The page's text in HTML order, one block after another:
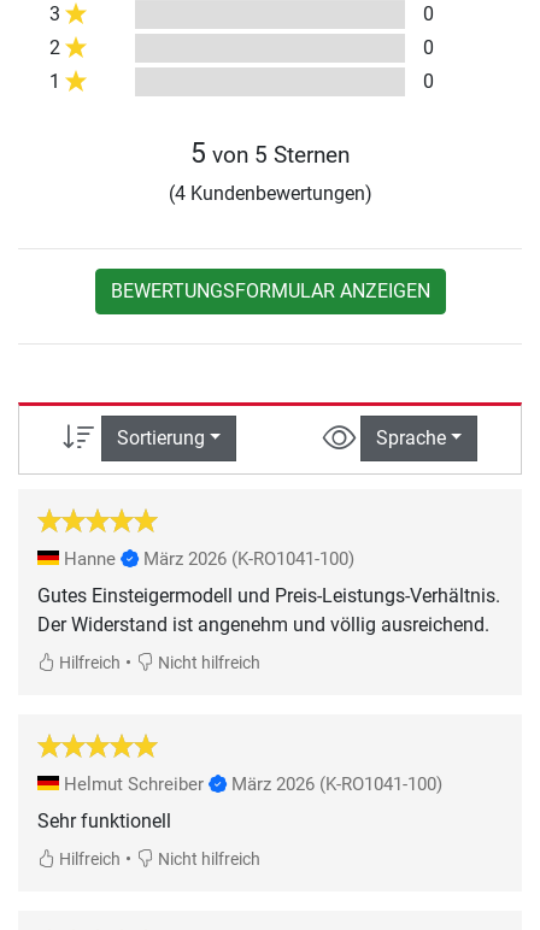
3
0
2
0
1
0
5 von 5 Sternen
(4 Kundenbewertungen)
BEWERTUNGSFORMULAR ANZEIGEN
Sortierung Sprache
Hanne März 2026 (K-RO1041-100)
Gutes Einsteigermodell und Preis-Leistungs-Verhältnis.
Der Widerstand ist angenehm und völlig ausreichend.
Hilfreich • Nicht hilfreich
Helmut Schreiber März 2026 (K-RO1041-100)
Sehr funktionell
Hilfreich • Nicht hilfreich